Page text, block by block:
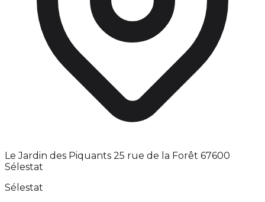
Le Jardin des Piquants 25 rue de la Forêt 67600
Sélestat
Sélestat